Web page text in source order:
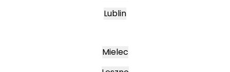
Lublin
Mielec